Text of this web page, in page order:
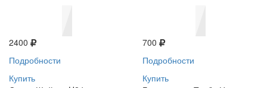
2400
Подробности
Купить
700
Подробности
Купить